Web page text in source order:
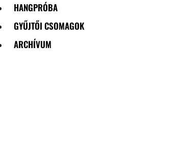
HANGPRÓBA
GYŰJTŐI CSOMAGOK
ARCHÍVUM